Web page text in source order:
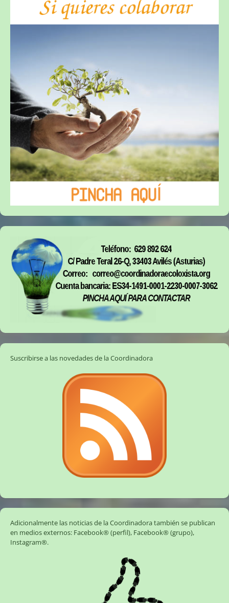
Suscribirse a las novedades de la Coordinadora
Adicionalmente las noticias de la Coordinadora también se publican
en medios externos: Facebook® (perfil), Facebook® (grupo),
Instagram®.